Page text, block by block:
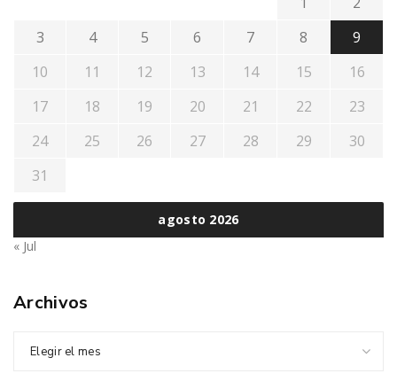
agosto 2026
3
4 5 6 7 8
9
10
11 12 13 14 15
16
17
18 19 20 21 22
23
24
25 26 27 28 29
30
31
« Jul
Archivos
Elegir el mes